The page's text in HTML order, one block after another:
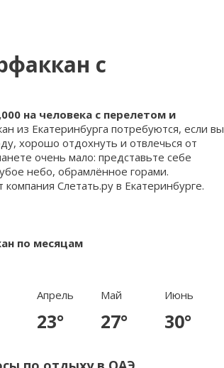
с
на человека с перелетом и
из Екатеринбурга потребуются, если вы
хорошо отдохнуть и отвлечься от
очень мало: представьте себе
небо, обрамлённое горами.
Слетать.ру в Екатеринбурге.
по месяцам
Апрель
23°
Май
27°
Июнь
30°